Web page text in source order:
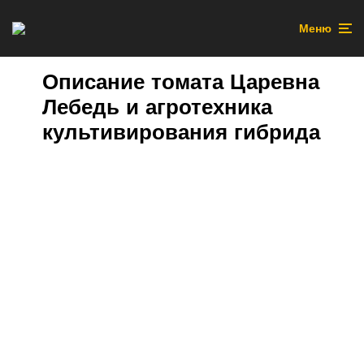
Меню
Описание томата Царевна
Лебедь и агротехника
культивирования гибрида